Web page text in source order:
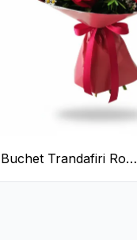
Buchet Trandafiri Roșii
Gerbera și Verdeață